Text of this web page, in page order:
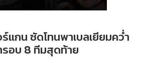
แกน ซัดโทนพาเบลเยียมคว่ำ
รอบ 8 ทีมสุดท้าย